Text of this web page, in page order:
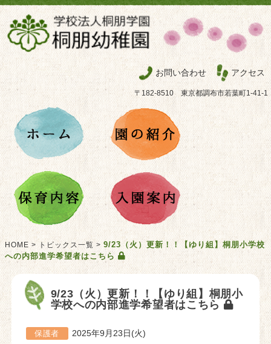
お問い合わせ アクセス
〒182-8510 東京都調布市若葉町1-41-1
HOME > トピックス一覧 > 9/23（火）更新！！【ゆり組】桐朋小学校
への内部進学希望者はこちら
9/23（火）更新！！【ゆり組】桐朋小
学校への内部進学希望者はこちら
保護者 2025年9月23日(火)